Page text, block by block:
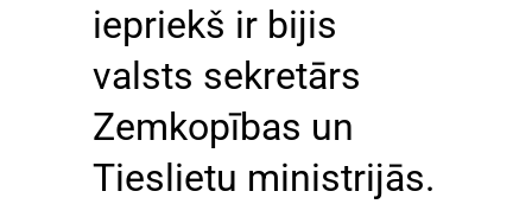
iepriekš ir bijis
valsts sekretārs
Zemkopības un
Tieslietu ministrijās.